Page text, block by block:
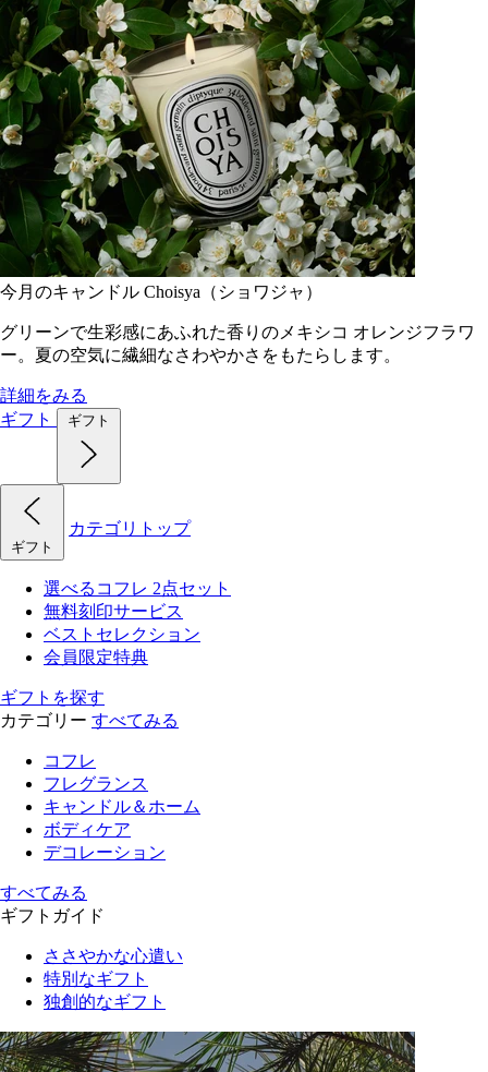
今月のキャンドル Choisya（ショワジャ）
グリーンで生彩感にあふれた香りのメキシコ オレンジフラワ
ー。夏の空気に繊細なさわやかさをもたらします。
詳細をみる
ギフト
ギフト
ギフト
カテゴリトップ
選べるコフレ 2点セット
無料刻印サービス
ベストセレクション
会員限定特典
ギフトを探す
カテゴリー すべてみる
コフレ
フレグランス
キャンドル＆ホーム
ボディケア
デコレーション
すべてみる
ギフトガイド
ささやかな心遣い
特別なギフト
独創的なギフト